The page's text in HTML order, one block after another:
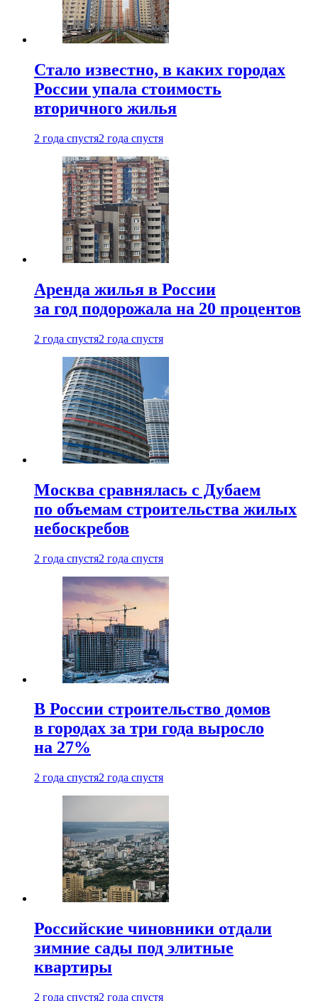
Стало известно, в каких городах
России упала стоимость
вторичного жилья
2 года спустя2 года спустя
Аренда жилья в России
за год подорожала на 20 процентов
2 года спустя2 года спустя
Москва сравнялась с Дубаем
по объемам строительства жилых
небоскребов
2 года спустя2 года спустя
В России строительство домов
в городах за три года выросло
на 27%
2 года спустя2 года спустя
Российские чиновники отдали
зимние сады под элитные
квартиры
2 года спустя2 года спустя